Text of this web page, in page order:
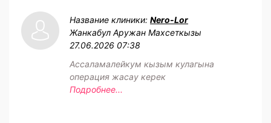
Название клиники: Nero-Lor
Жанкабул Аружан Махсеткызы
27.06.2026 07:38
Ассаламалейкум кызым кулагына
операция жасау керек
Подробнее...